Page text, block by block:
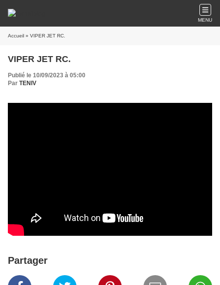
MENU
Accueil » VIPER JET RC.
VIPER JET RC.
Publié le 10/09/2023 à 05:00
Par TENIV
Partager